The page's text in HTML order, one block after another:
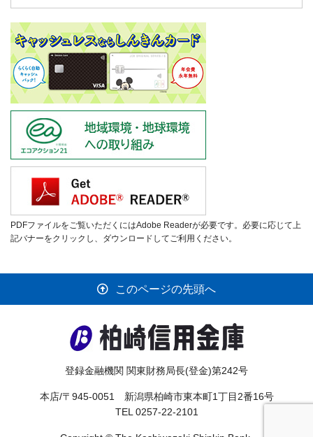
PDFファイルをご覧いただくにはAdobe Readerが必要です。必要に応じて上
記バナーをクリックし、ダウンロードしてご利用ください。
このページの先頭へ
登録金融機関 関東財務局長(登金)第242号
本店/〒945-0051 新潟県柏崎市東本町1丁目2番16号
TEL 0257-22-2101